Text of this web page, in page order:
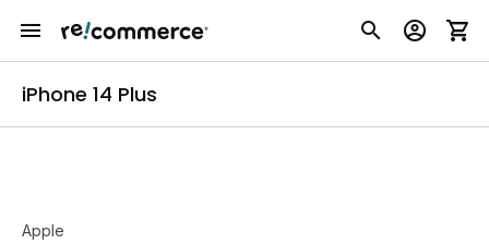
iPhone 14 Plus
Apple